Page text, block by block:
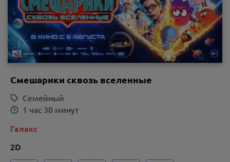
Смешарики сквозь вселенные
Семейный
1 час 30 минут
Галакс
2D